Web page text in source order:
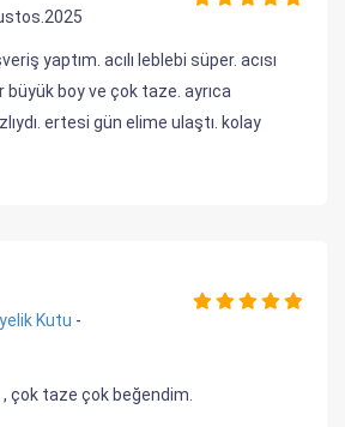
yaptım. acılı leblebi süper. acısı
büyük boy ve çok taze. ayrıca
ertesi gün elime ulaştı. kolay
Kutu -
çok taze çok beğendim.